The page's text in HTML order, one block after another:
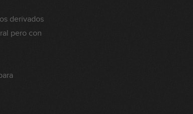
derivados
pero con